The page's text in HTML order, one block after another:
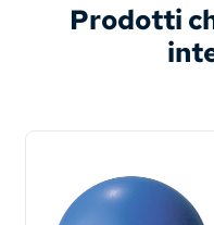
Prodotti